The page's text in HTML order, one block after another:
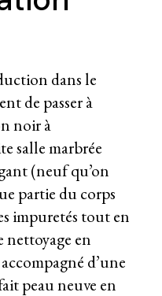
dans le
de passer à
noir à
salle marbrée
(neuf qu’on
partie du corps
impuretés tout en
nettoyage en
d’une
peau neuve en